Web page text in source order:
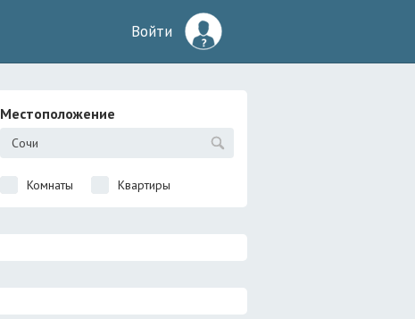
Войти
Местоположение
Комнаты Квартиры